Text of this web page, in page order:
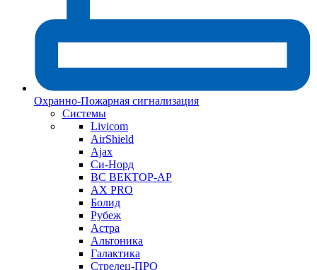
Охранно-Пожарная сигнализация
Системы
Livicom
AirShield
Ajax
Си-Норд
ВС ВЕКТОР-АР
AX PRO
Болид
Рубеж
Астра
Альтоника
Галактика
Стрелец-ПРО